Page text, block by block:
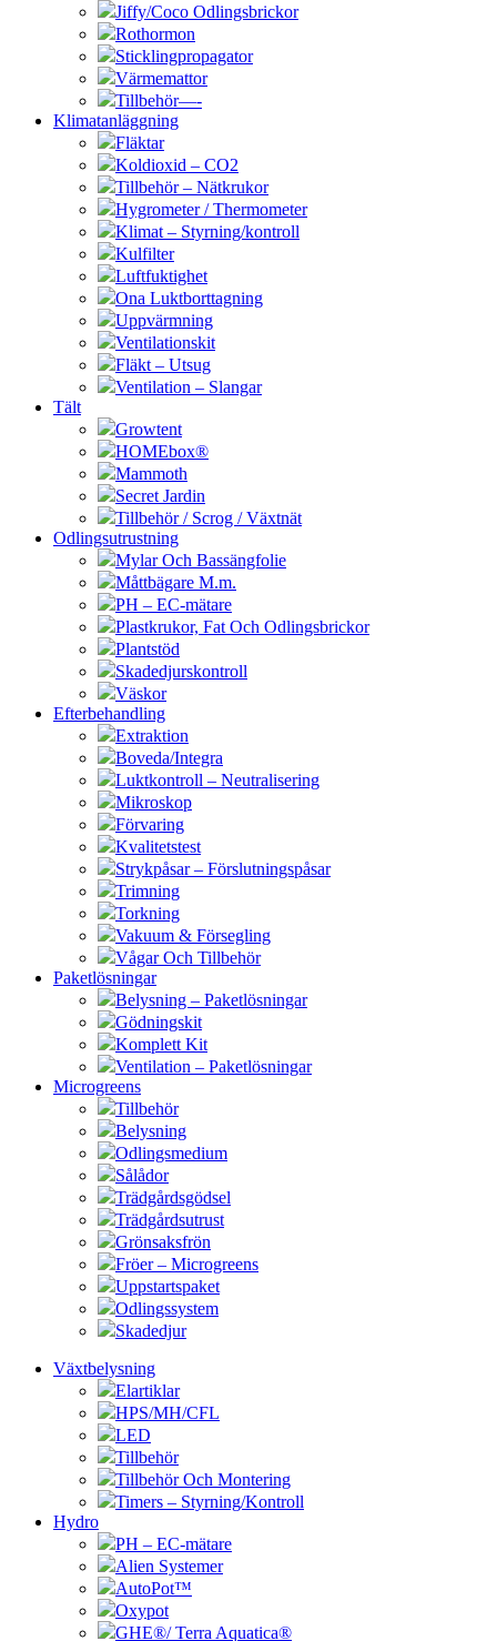
Jiffy/Coco Odlingsbrickor
Rothormon
Sticklingpropagator
Värmemattor
Tillbehör—-
Klimatanläggning
Fläktar
Koldioxid – CO2
Tillbehör – Nätkrukor
Hygrometer / Thermometer
Klimat – Styrning/kontroll
Kulfilter
Luftfuktighet
Ona Luktborttagning
Uppvärmning
Ventilationskit
Fläkt – Utsug
Ventilation – Slangar
Tält
Growtent
HOMEbox®
Mammoth
Secret Jardin
Tillbehör / Scrog / Växtnät
Odlingsutrustning
Mylar Och Bassängfolie
Måttbägare M.m.
PH – EC-mätare
Plastkrukor, Fat Och Odlingsbrickor
Plantstöd
Skadedjurskontroll
Väskor
Efterbehandling
Extraktion
Boveda/Integra
Luktkontroll – Neutralisering
Mikroskop
Förvaring
Kvalitetstest
Strykpåsar – Förslutningspåsar
Trimning
Torkning
Vakuum & Försegling
Vågar Och Tillbehör
Paketlösningar
Belysning – Paketlösningar
Gödningskit
Komplett Kit
Ventilation – Paketlösningar
Microgreens
Tillbehör
Belysning
Odlingsmedium
Sålådor
Trädgårdsgödsel
Trädgårdsutrust
Grönsaksfrön
Fröer – Microgreens
Uppstartspaket
Odlingssystem
Skadedjur
Växtbelysning
Elartiklar
HPS/MH/CFL
LED
Tillbehör
Tillbehör Och Montering
Timers – Styrning/Kontroll
Hydro
PH – EC-mätare
Alien Systemer
AutoPot™
Oxypot
GHE®/ Terra Aquatica®